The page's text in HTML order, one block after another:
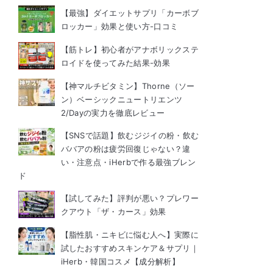
【最強】ダイエットサプリ「カーボブ
ロッカー」効果と使い方-口コミ
【筋トレ】初心者がアナボリックステ
ロイドを使ってみた結果-効果
【神マルチビタミン】Thorne（ソー
ン）ベーシックニュートリエンツ
2/Dayの実力を徹底レビュー
【SNSで話題】飲むジジイの粉・飲む
ババアの粉は疲労回復じゃない？違
い・注意点・iHerbで作る最強ブレン
ド
【試してみた】評判が悪い？プレワー
クアウト「ザ・カース」効果
【脂性肌・ニキビに悩む人へ】実際に
試したおすすめスキンケア＆サプリ｜
iHerb・韓国コスメ【成分解析】